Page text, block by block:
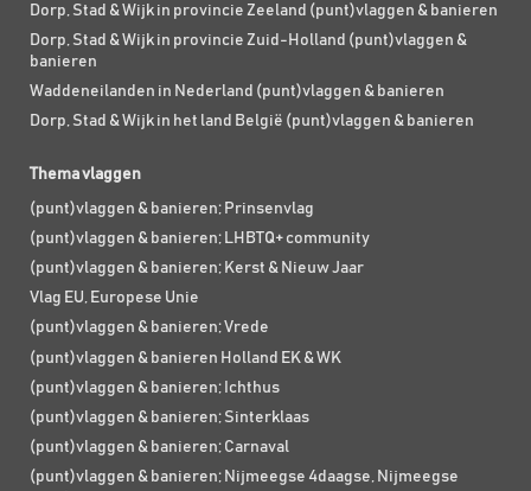
Dorp, Stad & Wijk in provincie Zeeland (punt)vlaggen & banieren
Dorp, Stad & Wijk in provincie Zuid-Holland (punt)vlaggen &
banieren
Waddeneilanden in Nederland (punt)vlaggen & banieren
Dorp, Stad & Wijk in het land België (punt)vlaggen & banieren
Thema vlaggen
(punt)vlaggen & banieren; Prinsenvlag
(punt)vlaggen & banieren; LHBTQ+ community
(punt)vlaggen & banieren; Kerst & Nieuw Jaar
Vlag EU, Europese Unie
(punt)vlaggen & banieren; Vrede
(punt)vlaggen & banieren Holland EK & WK
(punt)vlaggen & banieren; Ichthus
(punt)vlaggen & banieren; Sinterklaas
(punt)vlaggen & banieren; Carnaval
(punt)vlaggen & banieren; Nijmeegse 4daagse, Nijmeegse